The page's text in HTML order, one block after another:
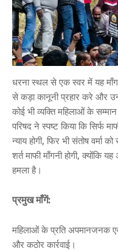
धरना स्थल से एक स्वर में यह माँग
से कड़ा कानूनी प्रहार करे और
कोई भी व्यक्ति महिलाओं के
परिषद ने स्पष्ट किया कि सिर्फ
न्याय होगी, फिर भी संतोष वर्मा
शर्त माफी माँगनी होगी, क्योंकि
हमला है।
प्रमुख माँगें:
महिलाओं के प्रति अपमानजनक एवं
और कठोर कार्रवाई।